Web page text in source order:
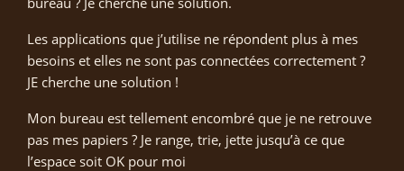
Les applications que j’utilise ne répondent plus à mes
besoins et elles ne sont pas connectées correctement ?
JE cherche une solution !
Mon bureau est tellement encombré que je ne retrouve
pas mes papiers ? Je range, trie, jette jusqu’à ce que
l’espace soit OK pour moi